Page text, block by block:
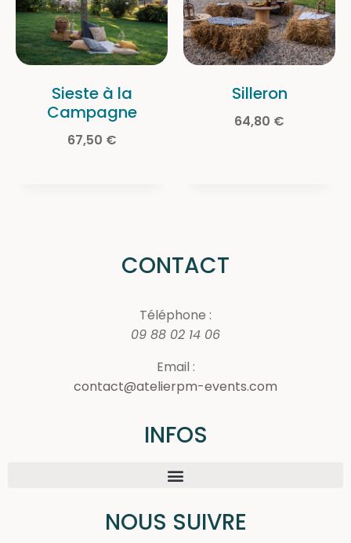
Sieste à la
Campagne
67,50 €
Silleron
64,80 €
CONTACT
Téléphone :
09 88 02 14 06
Email :
contact@atelierpm-events.com
INFOS
NOUS SUIVRE